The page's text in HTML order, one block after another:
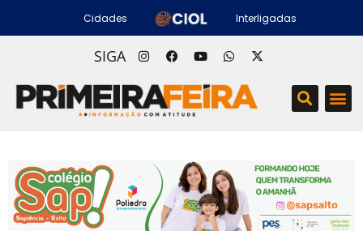
Cidades Interligadas
SIGA